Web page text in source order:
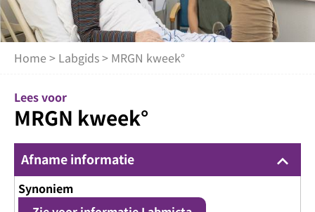
Home > Labgids> MRGN kweek°
Lees voor
MRGN kweek°
Afname informatie keyboard_arrow_up
Synoniem